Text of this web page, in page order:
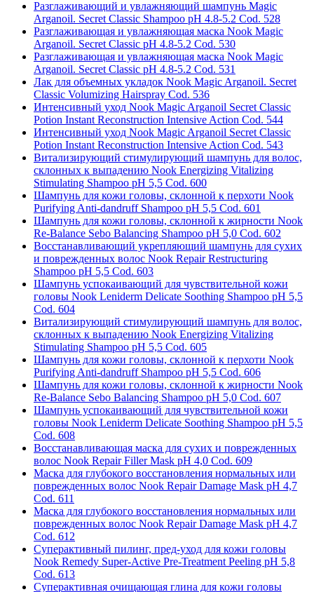
Разглаживающий и увлажняющий шампунь Magic
Arganoil. Secret Classic Shampoo pH 4.8-5.2 Cod. 528
Разглаживающая и увлажняющая маска Nook Magic
Arganoil. Secret Classic pH 4.8-5.2 Cod. 530
Разглаживающая и увлажняющая маска Nook Magic
Arganoil. Secret Classic pH 4.8-5.2 Cod. 531
Лак для объемных укладок Nook Magic Arganoil. Secret
Classic Volumizing Hairspray Cod. 536
Интенсивный уход Nook Magic Arganoil Secret Classic
Potion Instant Reconstruction Intensive Action Cod. 544
Интенсивный уход Nook Magic Arganoil Secret Classic
Potion Instant Reconstruction Intensive Action Cod. 543
Витализирующий стимулирующий шампунь для волос,
склонных к выпадению Nook Energizing Vitalizing
Stimulating Shampoo pH 5,5 Cod. 600
Шампунь для кожи головы, склонной к перхоти Nook
Purifying Anti-dandruff Shampoo pH 5,5 Cod. 601
Шампунь для кожи головы, склонной к жирности Nook
Re-Balance Sebo Balancing Shampoo pH 5,0 Cod. 602
Восстанавливающий укрепляющий шампунь для сухих
и поврежденных волос Nook Repair Restructuring
Shampoo pH 5,5 Cod. 603
Шампунь успокаивающий для чувствительной кожи
головы Nook Leniderm Delicate Soothing Shampoo pH 5,5
Cod. 604
Витализирующий стимулирующий шампунь для волос,
склонных к выпадению Nook Energizing Vitalizing
Stimulating Shampoo pH 5,5 Cod. 605
Шампунь для кожи головы, склонной к перхоти Nook
Purifying Anti-dandruff Shampoo pH 5,5 Cod. 606
Шампунь для кожи головы, склонной к жирности Nook
Re-Balance Sebo Balancing Shampoo pH 5,0 Cod. 607
Шампунь успокаивающий для чувствительной кожи
головы Nook Leniderm Delicate Soothing Shampoo pH 5,5
Cod. 608
Восстанавливающая маска для сухих и поврежденных
волос Nook Repair Filler Mask pH 4,0 Cod. 609
Маска для глубокого восстановления нормальных или
поврежденных волос Nook Repair Damage Mask pH 4,7
Cod. 611
Маска для глубокого восстановления нормальных или
поврежденных волос Nook Repair Damage Mask pH 4,7
Cod. 612
Суперактивный пилинг, пред-уход для кожи головы
Nook Remedy Super-Active Pre-Treatment Peeling pH 5,8
Cod. 613
Суперактивная очищающая глина для кожи головы